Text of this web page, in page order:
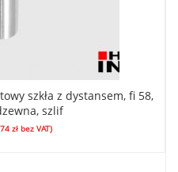
szkła z dystansem, fi 58,
szlif
złbez VAT)